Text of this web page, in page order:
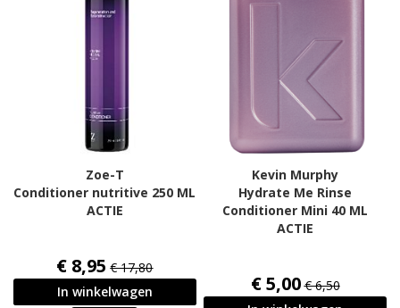
Zoe-T
Conditioner nutritive 250 ML
ACTIE
€ 8,95 € 17,80
In winkelwagen
Kevin Murphy
Hydrate Me Rinse
Conditioner Mini 40 ML
ACTIE
€ 5,00 € 6,50